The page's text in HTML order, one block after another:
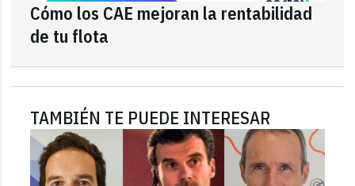
Cómo los CAE mejoran la rentabilidad
de tu flota
TAMBIÉN TE PUEDE INTERESAR